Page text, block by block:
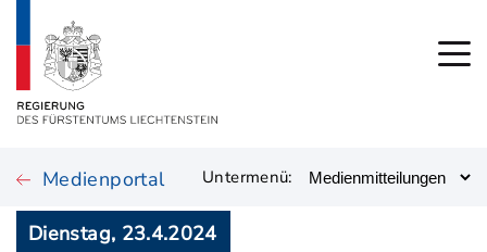
Medienportal Untermenü:
Dienstag, 23.4.2024